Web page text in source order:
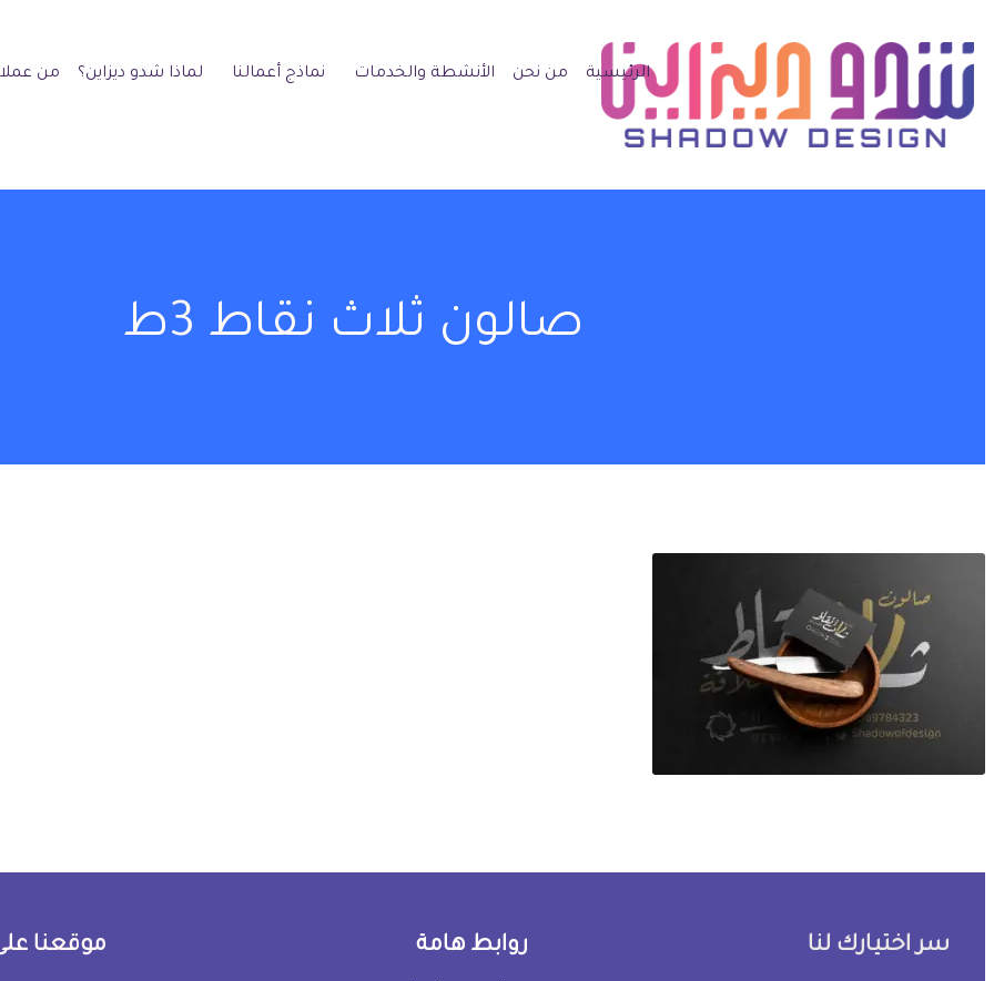
الرئيسية من نحن الأنشطة والخدمات نماذج أعمالنا لماذا شدو ديزاين؟ من
صالون ثلاث نقاط 3ط
سر اختيارك لنا روابط هامة موقعنا